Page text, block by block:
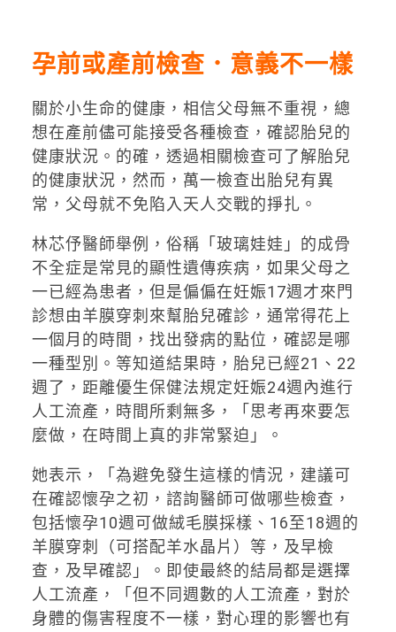
孕前或產前檢查．意義不一樣
關於小生命的健康，相信父母無不重視，總
想在產前儘可能接受各種檢查，確認胎兒的
健康狀況。的確，透過相關檢查可了解胎兒
的健康狀況，然而，萬一檢查出胎兒有異
常，父母就不免陷入天人交戰的掙扎。
林芯伃醫師舉例，俗稱「玻璃娃娃」的成骨
不全症是常見的顯性遺傳疾病，如果父母之
一已經為患者，但是偏偏在妊娠17週才來門
診想由羊膜穿刺來幫胎兒確診，通常得花上
一個月的時間，找出發病的點位，確認是哪
一種型別。等知道結果時，胎兒已經21、22
週了，距離優生保健法規定妊娠24週內進行
人工流產，時間所剩無多，「思考再來要怎
麼做，在時間上真的非常緊迫」。
她表示，「為避免發生這樣的情況，建議可
在確認懷孕之初，諮詢醫師可做哪些檢查，
包括懷孕10週可做絨毛膜採樣、16至18週的
羊膜穿刺（可搭配羊水晶片）等，及早檢
查，及早確認」。即使最終的結局都是選擇
人工流產，「但不同週數的人工流產，對於
身體的傷害程度不一樣，對心理的影響也有